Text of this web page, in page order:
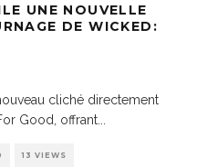
UNE NOUVELLE
DE WICKED:
cliché directement
Good, offrant
13 VIEWS